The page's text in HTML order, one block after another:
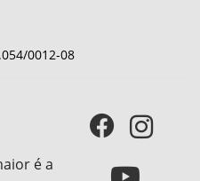
0012-08
é a